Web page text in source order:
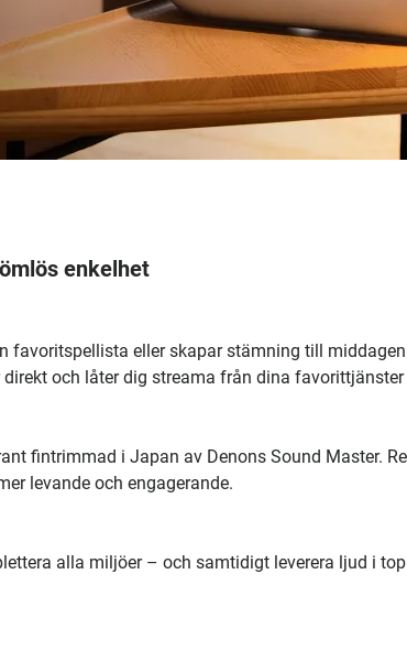
enkelhet
favoritspellista eller skapar stämning till
och låter dig streama från dina favorit­tjänster
fintrimmad i Japan av Denons Sound Master.
levande och engagerande.
alla miljöer – och samtidigt leverera ljud i